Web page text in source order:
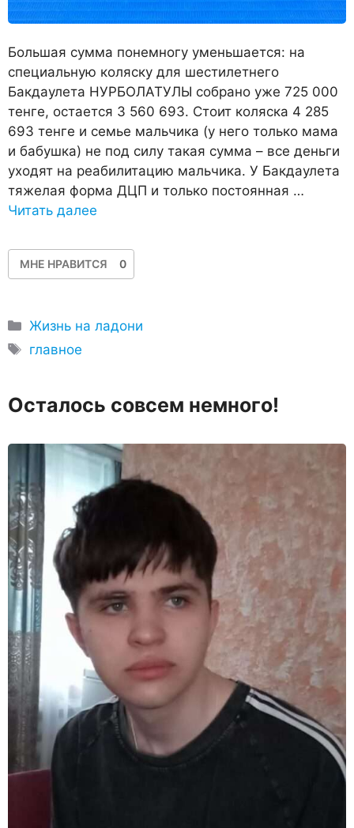
Большая сумма понемногу уменьшается: на
специальную коляску для шестилетнего
Бакдаулета НУРБОЛАТУЛЫ собрано уже 725 000
тенге, остается 3 560 693. Стоит коляска 4 285
693 тенге и семье мальчика (у него только мама
и бабушка) не под силу такая сумма – все деньги
уходят на реабилитацию мальчика. У Бакдаулета
тяжелая форма ДЦП и только постоянная …
Читать далее
МНЕ НРАВИТСЯ 0
Рубрики
Жизнь на ладони
Метки
главное
Осталось совсем немного!